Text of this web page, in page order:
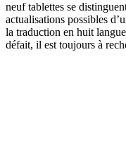
neuf tablettes se
actualisations possibles
la traduction en huit
défait, il est toujours à